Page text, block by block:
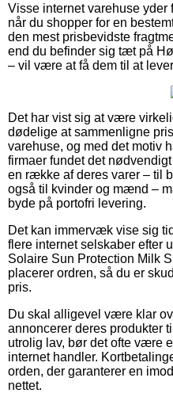
Visse internet varehuse yder
når du shopper for en
den mest prisbevidste
end du befinder sig tæt på
– vil være at få dem til at
Det har vist sig at være
dødelige at sammenligne
varehuse, og med det motiv
firmaer fundet det
en række af deres varer – til
også til kvinder og mænd –
byde på portofri levering.
Det kan immervæk vise sig
flere internet selskaber efter
Solaire Sun Protection Milk
placerer ordren, så du er
pris.
Du skal alligevel være klar
annoncerer deres produkter
utrolig lav, bør det ofte være
internet handler.
orden, der garanterer en
nettet.